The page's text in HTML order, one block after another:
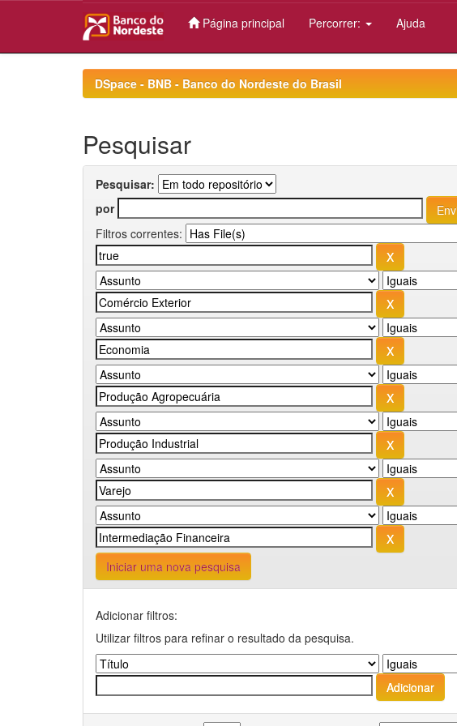
Página principal Percorrer: Ajuda
DSpace - BNB - Banco do Nordeste do Brasil
Pesquisar
Pesquisar:
por
Filtros correntes:
Iniciar uma nova pesquisa
Adicionar filtros:
Utilizar filtros para refinar o resultado da pesquisa.